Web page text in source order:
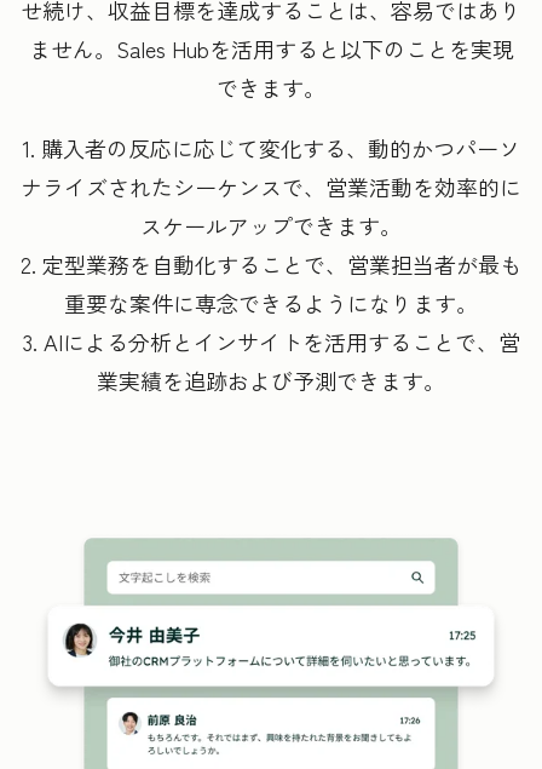
せ続け、収益目標を達成することは、容易ではあり
ません。Sales Hubを活用すると以下のことを実現
できます。
1. 購入者の反応に応じて変化する、動的かつパーソ
ナライズされたシーケンスで、営業活動を効率的に
スケールアップできます。
2. 定型業務を自動化することで、営業担当者が最も
重要な案件に専念できるようになります。
3. AIによる分析とインサイトを活用することで、営
業実績を追跡および予測できます。